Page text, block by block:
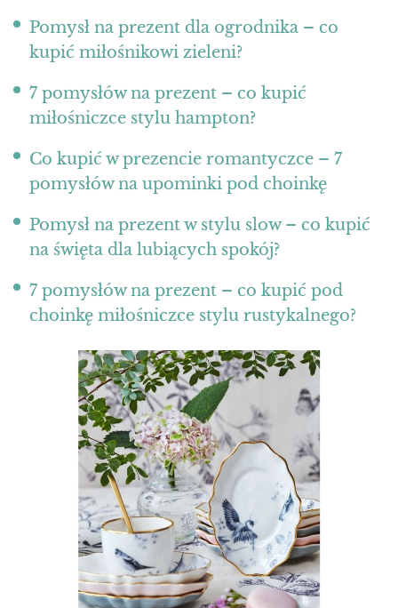
Pomysł na prezent dla ogrodnika – co
kupić miłośnikowi zieleni?
7 pomysłów na prezent – co kupić
miłośniczce stylu hampton?
Co kupić w prezencie romantyczce – 7
pomysłów na upominki pod choinkę
Pomysł na prezent w stylu slow – co kupić
na święta dla lubiących spokój?
7 pomysłów na prezent – co kupić pod
choinkę miłośniczce stylu rustykalnego?